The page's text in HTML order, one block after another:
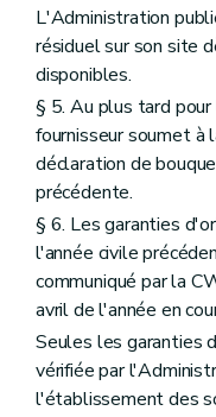
L'Administration
résiduel sur son site
disponibles.
§ 5. Au plus tard
fournisseur soumet à
déclaration de
précédente.
§ 6. Les garanties
l'année civile
communiqué par la
avril de l'année en
Seules les garanties
vérifiée par
l'établissement des